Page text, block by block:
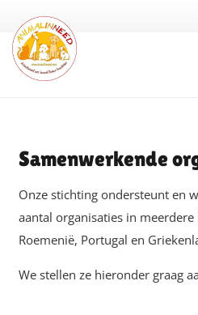
Samenwerkende
Onze stichting ondersteunt en
aantal organisaties in
Roemenië, Portugal en
We stellen ze hieronder graag